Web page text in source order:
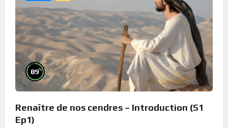
89%
Renaître de nos cendres – Introduction (S1
Ep1)